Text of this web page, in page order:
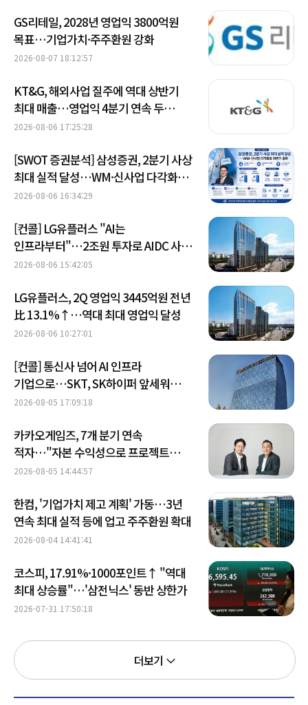
GS리테일, 2028년 영업익 3800억원
목표…기업가치·주주환원 강화
2026-08-07 18:12:57
KT&G, 해외사업 질주에 역대 상반기
최대 매출…영업익 4분기 연속 두
자릿수 성장
2026-08-06 17:25:28
[SWOT 증권분석] 삼성증권, 2분기 사상
최대 실적 달성…WM·신사업 다각화로
하반기 돌파
2026-08-06 16:34:29
[컨콜] LG유플러스 "AI는
인프라부터"…2조원 투자로 AIDC 사업
속도
2026-08-06 15:42:05
LG유플러스, 2Q 영업익 3445억원 전년
比 13.1%↑…역대 최대 영업익 달성
2026-08-06 10:27:01
[컨콜] 통신사 넘어 AI 인프라
기업으로…SKT, SK하이퍼 앞세워
데이터센터 주도권 경쟁
2026-08-05 17:09:18
카카오게임즈, 7개 분기 연속
적자…"자본 수익성으로 프로젝트
골라낸다"
2026-08-05 14:44:57
한컴, '기업가치 제고 계획' 가동…3년
연속 최대 실적 등에 업고 주주환원 확대
2026-08-04 14:41:41
코스피, 17.91%·1000포인트↑ "역대
최대 상승률"…'삼전닉스' 동반 상한가
2026-07-31 17:50:18
더보기